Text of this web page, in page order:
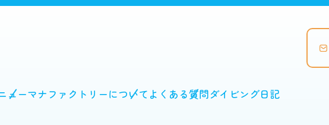
ューマナファクトリーについて よくある質問ダイビング日記